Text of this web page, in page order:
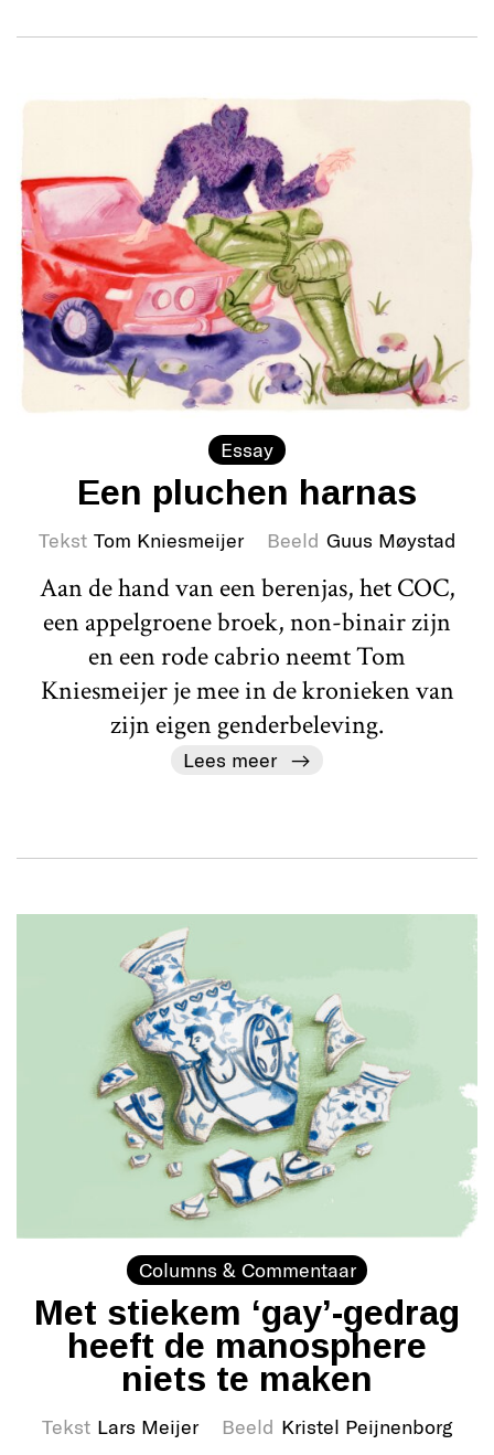
Essay
Een pluchen harnas
Tekst Tom Kniesmeijer Beeld Guus Møystad
Aan de hand van een berenjas, het COC,
een appelgroene broek, non-binair zijn
en een rode cabrio neemt Tom
Kniesmeijer je mee in de kronieken van
zijn eigen genderbeleving.
Lees meer
Columns & Commentaar
Met stiekem ‘gay’-gedrag
heeft de manosphere
niets te maken
Tekst Lars Meijer Beeld Kristel Peijnenborg